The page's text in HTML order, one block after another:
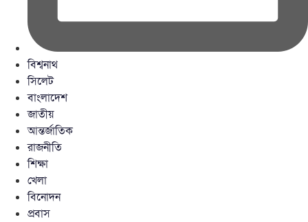
বিশ্বনাথ
সিলেট
বাংলাদেশ
জাতীয়
আন্তর্জাতিক
রাজনীতি
শিক্ষা
খেলা
বিনোদন
প্রবাস